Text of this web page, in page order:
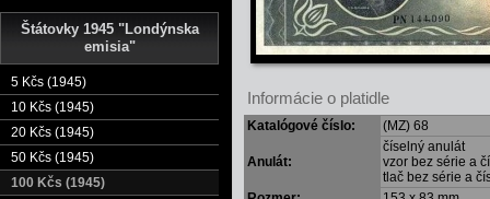
Štátovky 1945 "Londýnska
emisia"
5 Kčs (1945)
10 Kčs (1945)
20 Kčs (1945)
50 Kčs (1945)
100 Kčs (1945)
Informácie o platidle
Katalógové číslo: (MZ) 68
Anulát:
číselný anulát
vzor bez série a
tlač bez série a